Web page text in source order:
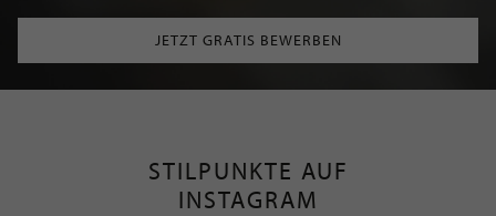
JETZT GRATIS BEWERBEN
STILPUNKTE AUF
INSTAGRAM